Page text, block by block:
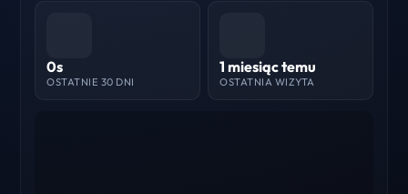
0s
OSTATNIE 30 DNI
1 miesiąc temu
OSTATNIA WIZYTA